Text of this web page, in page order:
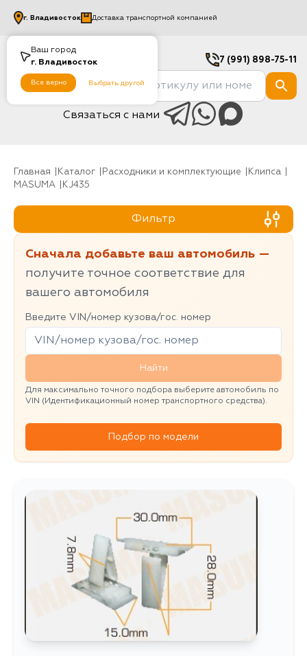
Ваш город
г. Владивосток
Все верно Выбрать другой
г. Владивосток Доставка транспортной компанией
7 (991) 898-75-11
Связаться с нами
Главная Каталог Расходники и комплектующие
клипса
MASUMA
KJ435
Фильтр
Сначала добавьте ваш автомобиль —
получите точное соответствие для
вашего автомобиля
Введите VIN/номер кузова/гос. номер
Найти
Для максимально точного подбора выберите автомобиль по
VIN (Идентификационный номер транспортного средства).
Подбор по модели